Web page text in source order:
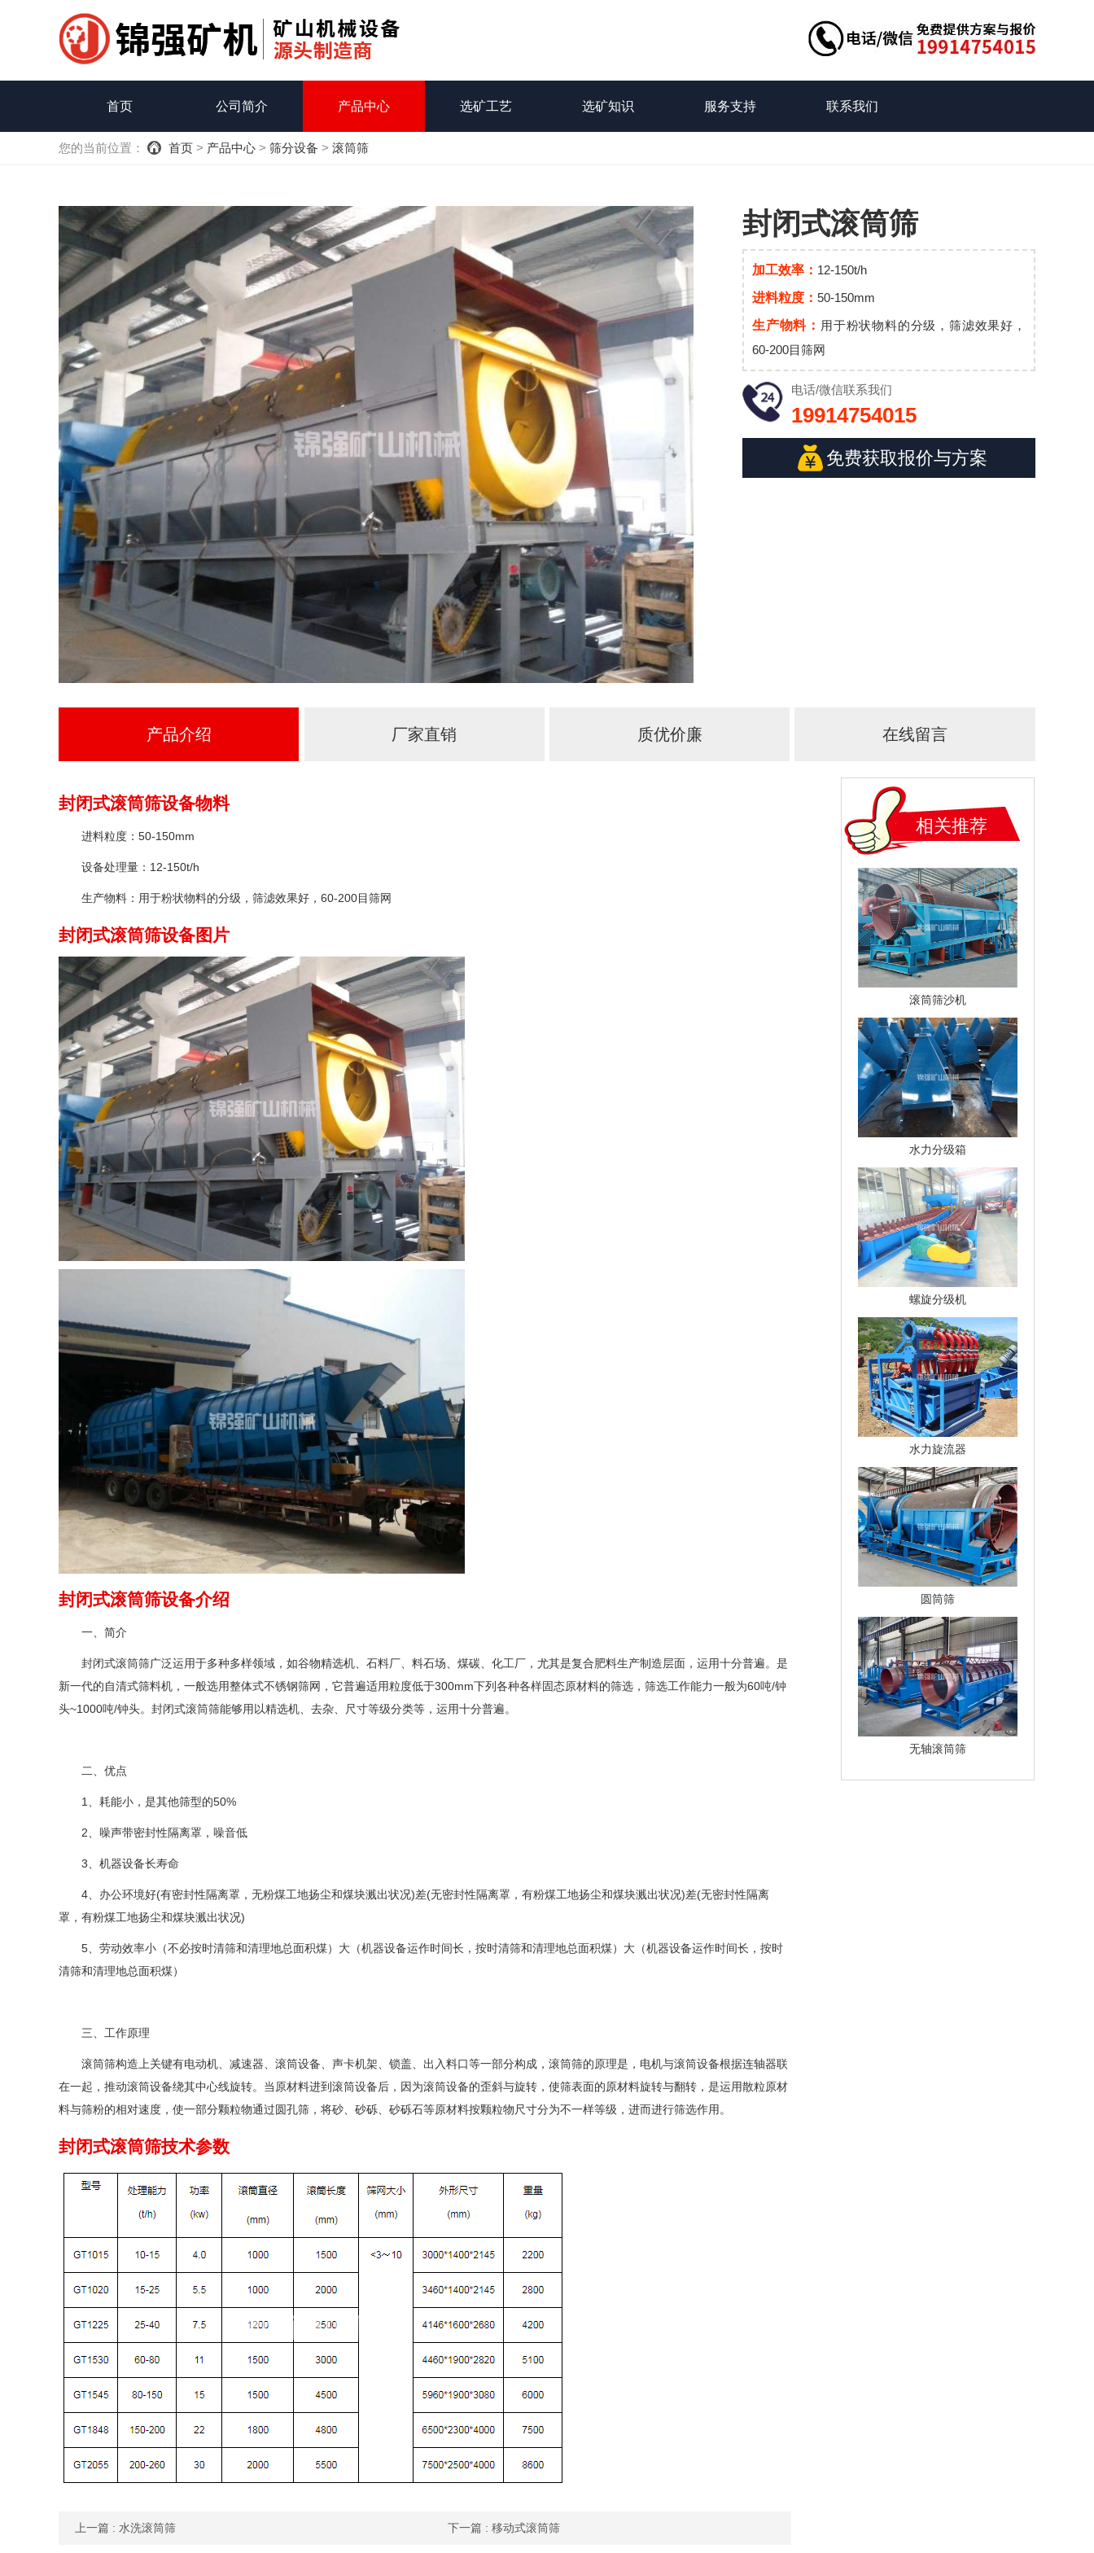
首页 公司简介 产品中心 选矿工艺 选矿知识 服务支持 联系我们
您的当前位置： 首页 > 产品中心 > 筛分设备 > 滚筒筛
封闭式滚筒筛
加工效率： 12-150t/h
进料粒度： 50-150mm
生产物料： 用于粉状物料的分级，筛滤效果好，
60-200目筛网
电话/微信联系我们
19914754015
免费获取报价与方案
产品介绍 厂家直销 质优价廉 在线留言
封闭式滚筒筛设备物料
进料粒度：50-150mm
设备处理量：12-150t/h
生产物料：用于粉状物料的分级，筛滤效果好，60-200目筛网
封闭式滚筒筛设备图片
封闭式滚筒筛设备介绍
一、简介
封闭式滚筒筛广泛运用于多种多样领域，如谷物精选机、石料厂、料石场、煤碳、化工厂，尤其是复合肥料生产制造层面，运用十分普遍。是
新一代的自清式筛料机，一般选用整体式不锈钢筛网，它普遍适用粒度低于300mm下列各种各样固态原材料的筛选，筛选工作能力一般为60吨/钟
头~1000吨/钟头。封闭式滚筒筛能够用以精选机、去杂、尺寸等级分类等，运用十分普遍。
二、优点
1、耗能小，是其他筛型的50%
2、噪声带密封性隔离罩，噪音低
3、机器设备长寿命
4、办公环境好(有密封性隔离罩，无粉煤工地扬尘和煤块溅出状况)差(无密封性隔离罩，有粉煤工地扬尘和煤块溅出状况)差(无密封性隔离
罩，有粉煤工地扬尘和煤块溅出状况)
5、劳动效率小（不必按时清筛和清理地总面积煤）大（机器设备运作时间长，按时清筛和清理地总面积煤）大（机器设备运作时间长，按时
清筛和清理地总面积煤）
三、工作原理
滚筒筛构造上关键有电动机、减速器、滚筒设备、声卡机架、锁盖、出入料口等一部分构成，滚筒筛的原理是，电机与滚筒设备根据连轴器联
在一起，推动滚筒设备绕其中心线旋转。当原材料进到滚筒设备后，因为滚筒设备的歪斜与旋转，使筛表面的原材料旋转与翻转，是运用散粒原材
料与筛粉的相对速度，使一部分颗粒物通过圆孔筛，将砂、砂砾、砂砾石等原材料按颗粒物尺寸分为不一样等级，进而进行筛选作用。
封闭式滚筒筛技术参数
上一篇 : 水洗滚筒筛 下一篇 : 移动式滚筒筛
相关推荐
滚筒筛沙机
水力分级箱
螺旋分级机
水力旋流器
圆筒筛
无轴滚筒筛